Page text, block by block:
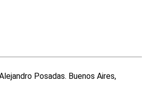
Posadas. Buenos Aires,